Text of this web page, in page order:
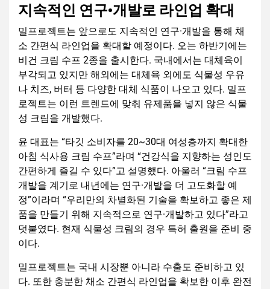
지속적인 연구·개발로 라인업 확대
밀프로젝트는 앞으로도 지속적인 연구·개발을 통해 채
소 간편식 라인업을 확대할 예정이다. 오는 하반기에는
비건 크림 수프 2종을 출시한다. 국내에서는 대체육이
부각되고 있지만 해외에는 대체육 외에도 식물성 우유
나 치즈, 버터 등 다양한 대체 식품이 나오고 있다. 밀프
로젝트는 이런 트렌드에 맞춰 유제품을 넣지 않은 식물
성 크림을 개발했다.
윤 대표는 “타깃 소비자를 20~30대 여성층까지 확대한
아침 식사용 크림 수프”라며 “건강식을 지향하는 성인도
간편하게 즐길 수 있다”고 설명했다. 아울러 “크림 수프
개발을 계기로 내년에는 연구·개발을 더 고도화할 예
정”이라며 “우리만의 차별화된 기술을 확보하고 좋은 제
품을 만들기 위해 지속적으로 연구·개발하고 있다”라고
덧붙였다. 현재 식물성 크림의 경우 특허 출원을 준비 중
이다.
밀프로젝트는 국내 시장뿐 아니라 수출도 준비하고 있
다. 또한 충분한 채소 간편식 라인업을 확보한 이후 완전